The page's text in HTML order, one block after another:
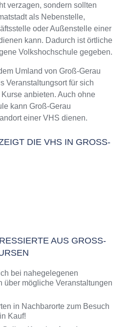
Alternative Angebote zu einem
Abendschule Groß-Gerau
Groß-Gerau
verzagen, sondern sollten
als Nebenstelle,
oder Außenstelle einer
kann. Dadurch ist örtliche
Volkshochschule gegeben.
Umland von Groß-Gerau
Veranstaltungsort für sich
anbieten. Auch ohne
kann Groß-Gerau
einer VHS dienen.
DIE VHS IN GROSS-G
AUS GROSS-G
bei nahegelegenen
über mögliche Veranstaltungen
in Nachbarorte zum Besuch
Kauf!